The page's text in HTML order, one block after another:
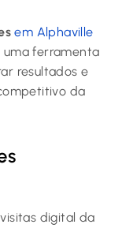
em Alphaville
uma ferramenta
resultados e
da
digital da